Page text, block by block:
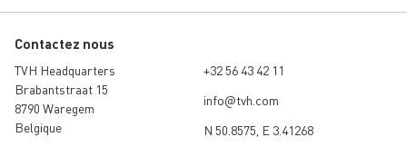
Contactez nous
TVH Headquarters
Brabantstraat 15
8790 Waregem
Belgique
+32 56 43 42 11
info@tvh.com
N 50.8575, E 3.41268